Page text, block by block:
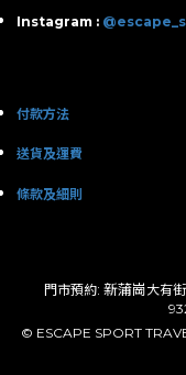
Instagram :
付款方法
送貨及運費
條款及細則
門市預約: 新蒲崗大有
© ESCAPE SPORT